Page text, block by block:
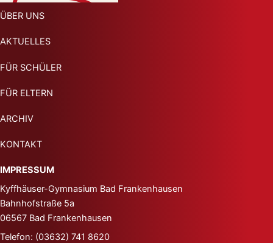
ÜBER UNS
AKTUELLES
FÜR SCHÜLER
FÜR ELTERN
ARCHIV
KONTAKT
IMPRESSUM
Kyffhäuser-Gymnasium Bad Frankenhausen
Bahnhofstraße 5a
06567 Bad Frankenhausen
Telefon: (03632) 741 8620